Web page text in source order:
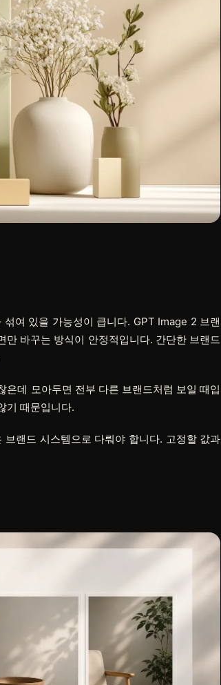
여 있을 가능성이 큽니다. GPT Image 2 브랜
바꾸는 방식이 안정적입니다. 간단한 브랜드
데 모아두면 전부 다른 브랜드처럼 보일 때입
기 때문입니다.
랜드 시스템으로 다뤄야 합니다. 고정할 값과